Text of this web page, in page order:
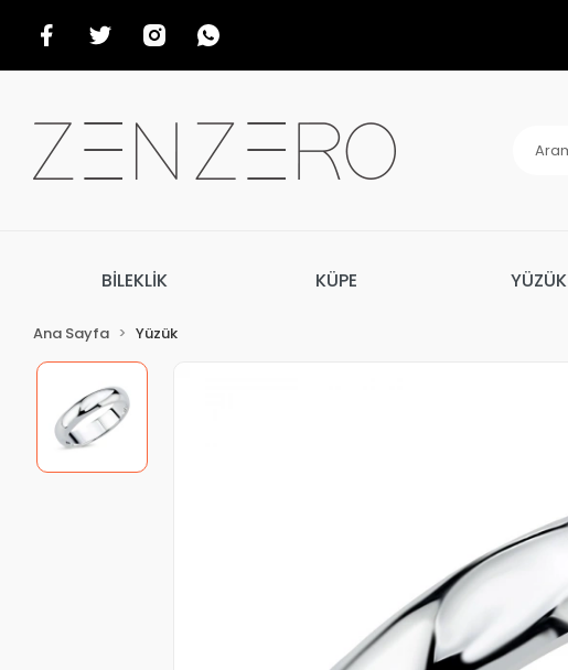
BİLEKLİK KÜPE YÜZÜK
Ana Sayfa Yüzük